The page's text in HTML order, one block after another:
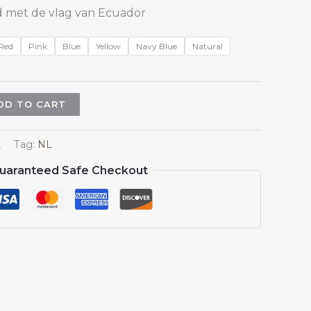
met de vlag van Ecuador
Pink Blue Yellow Navy Blue Natural
TO CART
Tag: NL
Safe Checkout